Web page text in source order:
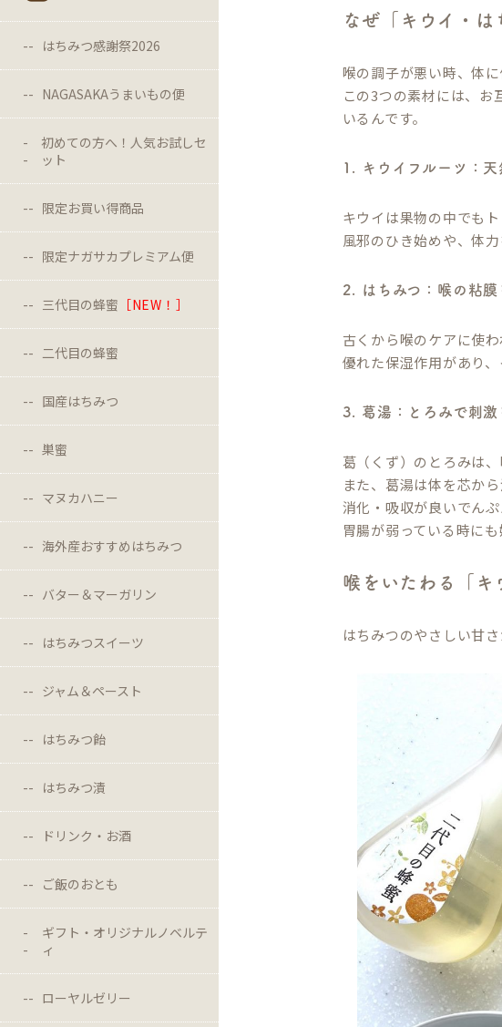
はちみつ感謝祭2026
NAGASAKAうまいもの便
初めての方へ！人気お試しセ
ット
限定お買い得商品
限定ナガサカプレミアム便
三代目の蜂蜜 ［NEW！］
二代目の蜂蜜
国産はちみつ
巣蜜
マヌカハニー
海外産おすすめはちみつ
バター＆マーガリン
はちみつスイーツ
ジャム＆ペースト
はちみつ飴
はちみつ漬
ドリンク・お酒
ご飯のおとも
ギフト・オリジナルノベルテ
ィ
ローヤルゼリー
なぜ「キウイ・は
喉の調子が悪い時、体
この3つの素材には、
いるんです。
1. キウイフルーツ：
キウイは果物の中でも
風邪のひき始めや、体
2. はちみつ：喉の粘膜
古くから喉のケアに使
優れた保湿作用があり
3. 葛湯：とろみで刺激
葛（くず）のとろみは
また、葛湯は体を芯か
消化・吸収が良いでん
胃腸が弱っている時にも
喉をいたわる「キ
はちみつのやさしい甘